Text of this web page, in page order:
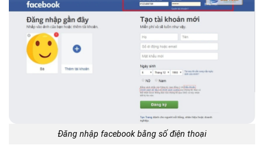
Đăng nhập facebook bằng số điện thoại